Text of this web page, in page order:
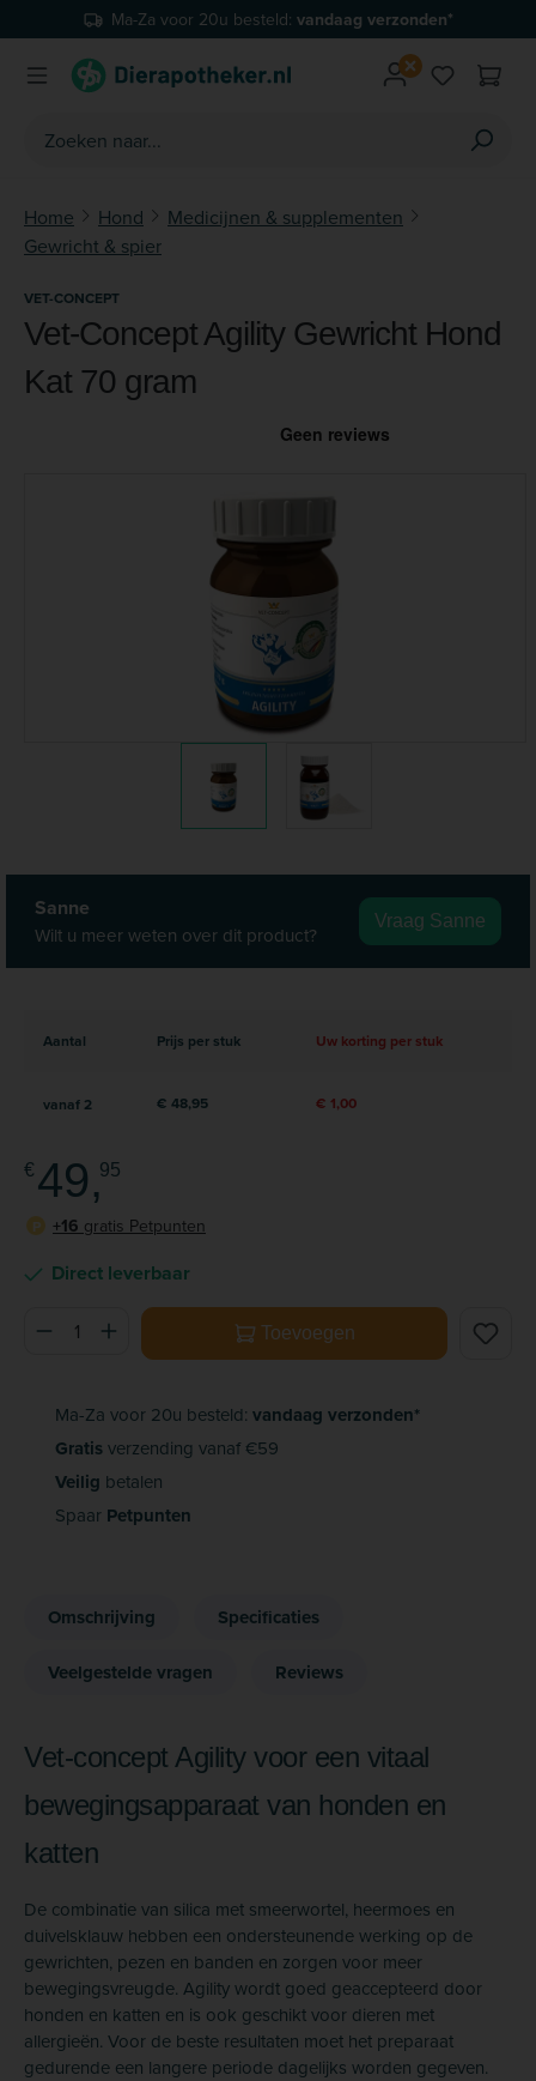
Ga naar de hoofdinhoudMa-Za voor 20u besteld: vandaag verzonden*
Je hebt
Home Hond
Medicijnen & supplementen
Gewricht & spier
Sanne
Wilt u meer weten over dit product?
Vraag Sanne
VET-CONCEPT
Vet-Concept Agility Gewricht Hond
Kat 70 gram
Direct leverbaar
Aantal Prijs per stuk Uw korting per stuk
vanaf 2 € 48,95 € 1,00
€ 49,95
Producthoeveelheid: Voer de gewenste hoeveelheid in of
Toevoegen
P +16 gratis Petpunten
Ma-Za voor 20u besteld: vandaag verzonden*
Gratisverzending vanaf €59
Veilig betalen
Spaar Petpunten
Omschrijving Specificaties
Veelgestelde vragen Reviews
Vet-concept Agility voor een vitaal
bewegingsapparaat van honden en
katten
De combinatie van silica met smeerwortel, heermoes en
duivelsklauw hebben een ondersteunende werking op de
gewrichten, pezen en banden en zorgen voor meer
bewegingsvreugde. Agility wordt goed geaccepteerd door
honden en katten en is ook geschikt voor dieren met
allergieën. Voor de beste resultaten moet het preparaat
gedurende een langere periode dagelijks worden gegeven.